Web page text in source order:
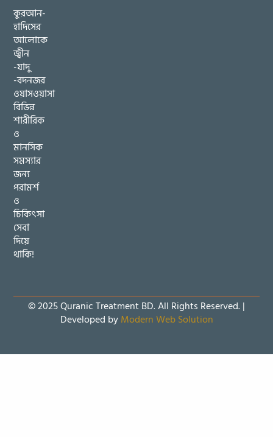
কুরআন-
হাদিসের
আলোকে
জ্বীন
-যাদু
-বদনজর
ওয়াসওয়াসা
বিভিন্ন
শারীরিক
ও
মানসিক
সমস্যার
জন্য
পরামর্শ
ও
চিকিৎসা
সেবা
দিয়ে
থাকি!
© 2025 Quranic Treatment BD. All Rights Reserved. |
Developed byModern Web Solution